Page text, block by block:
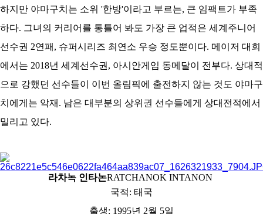
하지만 야마구치는 소위 '한방'이라고 부르는, 큰 임팩트가 부족
하다. 그녀의 커리어를 통틀어 봐도 가장 큰 업적은 세계주니어
선수권 2연패, 슈퍼시리즈 최연소 우승 정도뿐이다. 메이저 대회
에서는 2018년 세계선수권, 아시안게임 동메달이 전부다. 상대적
으로 강했던 선수들이 이번 올림픽에 출전하지 않는 것도 야마구
치에게는 악재. 남은 대부분의 상위권 선수들에게 상대전적에서
밀리고 있다.
라차녹 인타논RATCHANOK INTANON
국적: 태국
출생: 1995년 2월 5일